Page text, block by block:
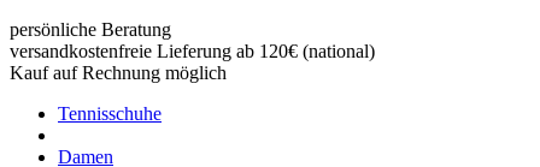
persönliche Beratung
versandkostenfreie Lieferung ab 120€ (national)
Kauf auf Rechnung möglich
Tennisschuhe
Damen